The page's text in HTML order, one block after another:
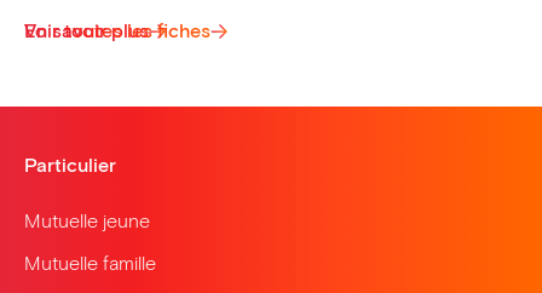
Voir toutes les fiches
En savoir plus
Particulier
Mutuelle jeune
Mutuelle famille